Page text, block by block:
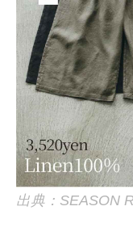
出典：SEASON